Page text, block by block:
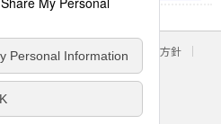
キーポリシー
個人情報保護方針
ホールディングス
Country